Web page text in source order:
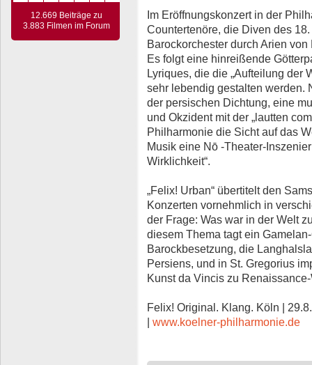
12.669 Beiträge zu
3.883 Filmen im Forum
Im Eröffnungskonzert in der
Countertenöre, die Diven des
Barockorchester durch Arien
Es folgt eine hinreißende
Lyriques, die die „Aufteilung der
sehr lebendig gestalten werden.
der persischen Dichtung, eine
und Okzident mit der „lautten
Philharmonie die Sicht auf das
Musik eine Nō -Theater-
Wirklichkeit“.
„Felix! Urban“ übertitelt den
Konzerten vornehmlich in
der Frage: Was war in der Welt
diesem Thema tagt ein
Barockbesetzung, die
Persiens, und in St. Gregorius
Kunst da Vincis zu
Felix! Original. Klang. Köln |
www.koelner-philharmonie.de